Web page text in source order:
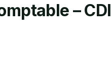
– CDI